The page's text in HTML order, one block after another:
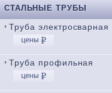
СТАЛЬНЫЕ ТРУБЫ
Труба электросварная
Труба профильная